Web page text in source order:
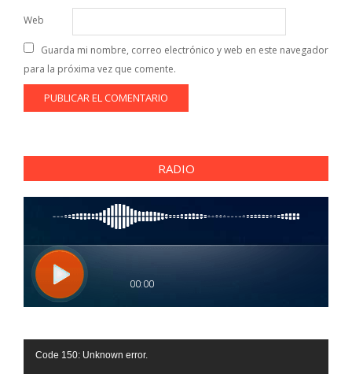
Web
Guarda mi nombre, correo electrónico y web en este navegador
para la próxima vez que comente.
RADIO
Reproductor
Code 150: Unknown error.